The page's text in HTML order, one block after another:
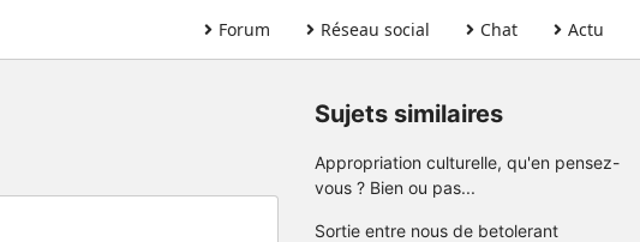
Forum Réseau social Chat Actu
Sujets similaires
Appropriation culturelle, qu'en pensez-
vous ? Bien ou pas...
Sortie entre nous de betolerant